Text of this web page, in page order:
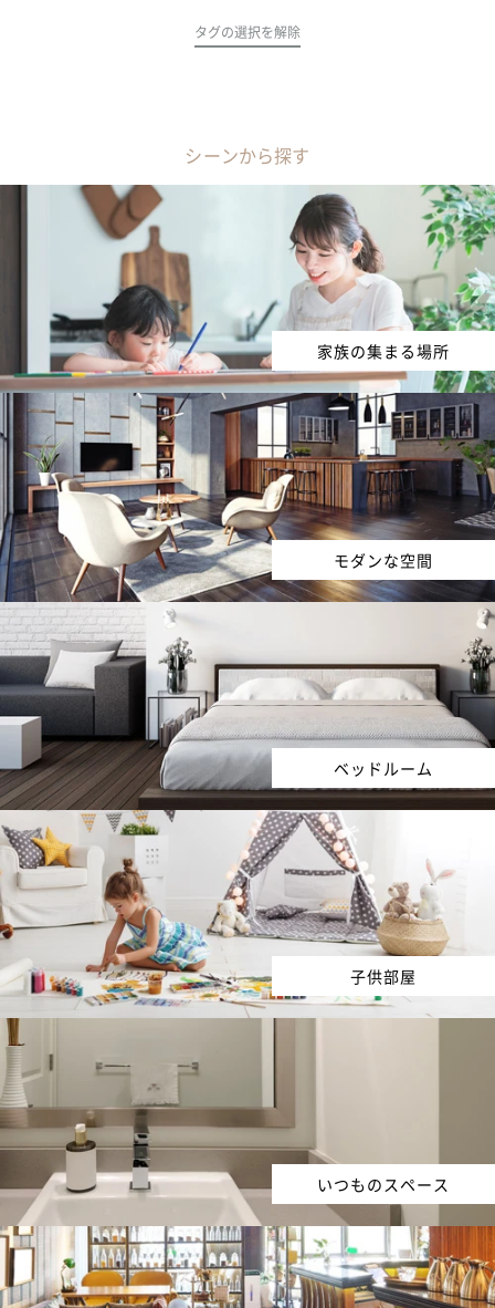
タグの選択を解除
シーンから探す
家族の集まる場所
モダンな空間
ベッドルーム
子供部屋
いつものスペース